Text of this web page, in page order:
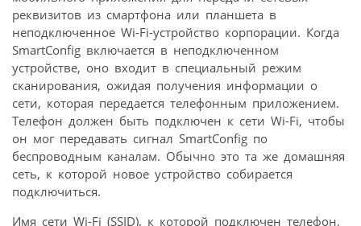
реквизитов из смартфона или планшета в
неподключенное Wi-Fi-устройство корпорации. Когда
SmartConfig включается в неподключенном
устройстве, оно входит в специальный режим
сканирования, ожидая получения информации о
сети, которая передается телефонным приложением.
Телефон должен быть подключен к сети Wi-Fi, чтобы
он мог передавать сигнал SmartConfig по
беспроводным каналам. Обычно это та же домашняя
сеть, к которой новое устройство собирается
подключиться.
Имя сети Wi-Fi (SSID), к которой подключен телефон,